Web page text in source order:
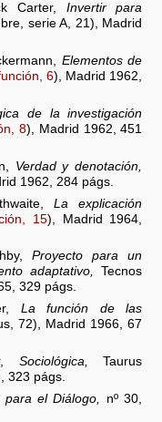
Carter, Invertir para
serie A, 21), Madrid
Elementos de
6), Madrid 1962,
de la investigación
8), Madrid 1962, 451
Verdad y denotación,
1962, 284 págs.
La explicación
15), Madrid 1964,
Proyecto para un
adaptativo, Tecnos
329 págs.
La función de las
72), Madrid 1966, 67
Sociológica, Taurus
323 págs.
para el Diálogo,
nº 30,